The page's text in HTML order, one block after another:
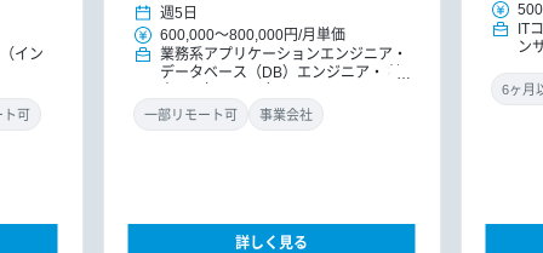
イン
ト可
週5日
600,000～800,000円/月単価
業務系アプリケーションエンジニア
データベース（DB）エンジニア
一部リモート可 事業会社
詳しく見る
IT
ン